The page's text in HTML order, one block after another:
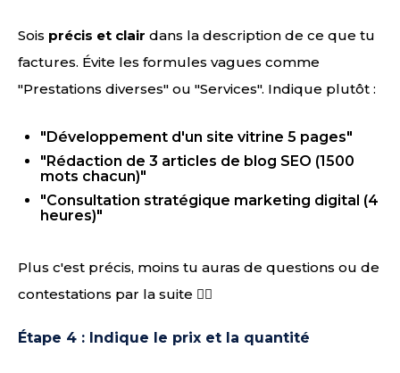
Sois précis et clair dans la description de ce que tu
factures. Évite les formules vagues comme
"Prestations diverses" ou "Services". Indique plutôt :
"Développement d'un site vitrine 5 pages"
"Rédaction de 3 articles de blog SEO (1500
mots chacun)"
"Consultation stratégique marketing digital (4
heures)"
Plus c'est précis, moins tu auras de questions ou de
contestations par la suite 👌🏻
Étape 4 : Indique le prix et la quantité